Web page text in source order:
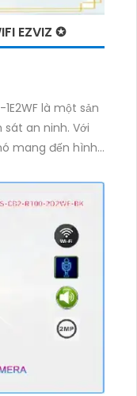
EZVIZ ✪
là một sản
an ninh. Với
mang đến hình
còn được thiết
phép xử lý hình
thiết bị còn hổ
chất lượng Hồng
ngày và đêm